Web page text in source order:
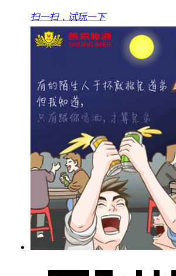
扫一扫，试玩一下